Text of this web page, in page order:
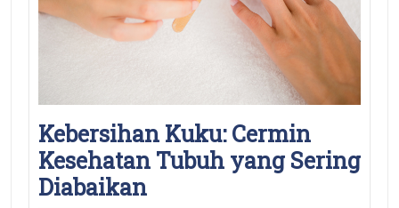
Kebersihan Kuku: Cermin
Kesehatan Tubuh yang Sering
Diabaikan